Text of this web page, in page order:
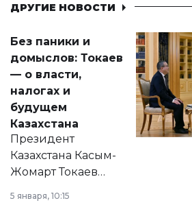
ДРУГИЕ НОВОСТИ
Без паники и
домыслов: Токаев
— о власти,
налогах и
будущем
Казахстана
Президент
Казахстана Касым-
Жомарт Токаев
5 января, 10:15